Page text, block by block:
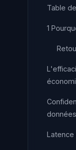
Table
1
données